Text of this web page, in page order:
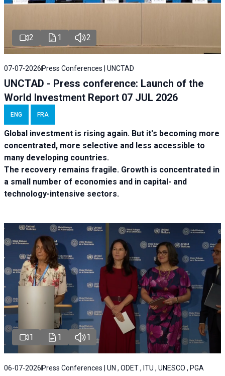
2 1 2
07-07-2026 Press Conferences | UNCTAD
UNCTAD - Press conference: Launch of the
World Investment Report 07 JUL 2026
ENG FRA
Global investment is rising again. But it's becoming more
concentrated, more selective and less accessible to
many developing countries.
The recovery remains fragile. Growth is concentrated in
a small number of economies and in capital- and
technology-intensive sectors.
1 1 1
06-07-2026 Press Conferences | UN , ODET , ITU , UNESCO , PGA